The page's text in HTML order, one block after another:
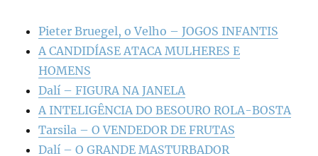
Pieter Bruegel, o Velho – JOGOS INFANTIS
A CANDIDÍASE ATACA MULHERES E
HOMENS
Dalí – FIGURA NA JANELA
A INTELIGÊNCIA DO BESOURO ROLA-BOSTA
Tarsila – O VENDEDOR DE FRUTAS
Dalí – O GRANDE MASTURBADOR